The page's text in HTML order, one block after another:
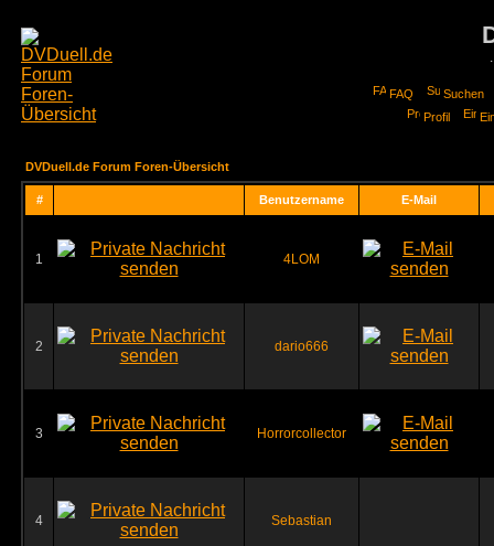
FAQ
Suchen
Profil
DVDuell.de Forum Foren-Übersicht
# Benutzername E-Mail
1 4LOM
2 dario666
3 Horrorcollector
4 Sebastian